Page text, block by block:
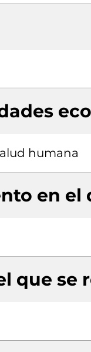
humana
en el
que se